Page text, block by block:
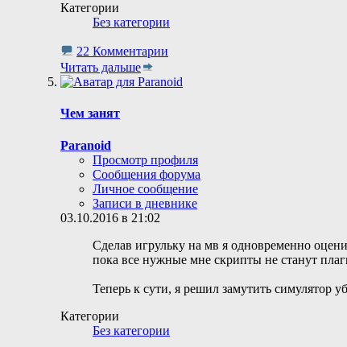
Категории
Без категории
22 Комментарии
Читать дальше
Чем занят
Paranoid
Просмотр профиля
Сообщения форума
Личное сообщение
Записи в дневнике
03.10.2016 в 21:02
Сделав игрульку на мв я одновременно
пока все нужные мне скрипты не станут
Теперь к сути, я решил замутить симулятор
Категории
Без категории